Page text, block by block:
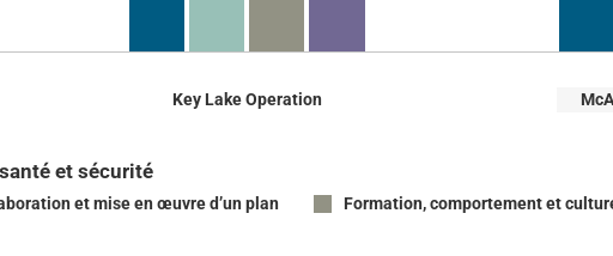
Key Lake Operation
et sécurité
et mise en œuvre d’un plan
Formation, comportement et